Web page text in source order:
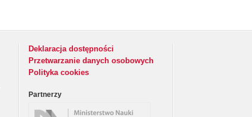
Deklaracja dostępności
Przetwarzanie danych osobowych
Polityka cookies
Partnerzy